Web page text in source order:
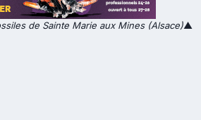
de Sainte Marie aux Mines (Alsace)▲